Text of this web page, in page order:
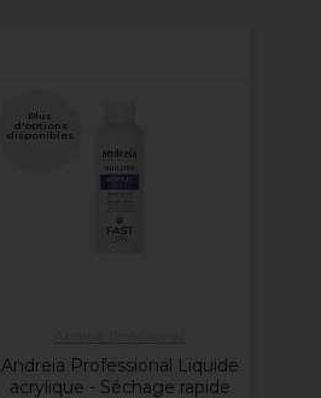
Plus
d'options
disponibles
Andreia Professional Liquide
acrylique - Séchage rapide